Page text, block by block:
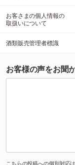
お客さまの個人情報の
取扱いについて
酒類販売管理者標識
お客様の声をお聞
こちらの投稿への個別対応